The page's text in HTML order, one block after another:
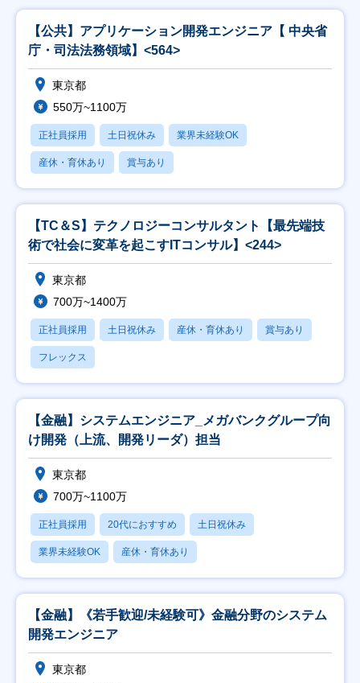
【公共】アプリケーション開発エンジニア【 中央省
庁・司法法務領域】<564>
東京都
550万~1100万
正社員採用 土日祝休み 業界未経験OK
産休・育休あり 賞与あり
【TC＆S】テクノロジーコンサルタント【最先端技
術で社会に変革を起こすITコンサル】<244>
東京都
700万~1400万
正社員採用 土日祝休み 産休・育休あり 賞与あり
フレックス
【金融】システムエンジニア_メガバンクグループ向
け開発（上流、開発リーダ）担当
東京都
700万~1100万
正社員採用 20代におすすめ 土日祝休み
業界未経験OK 産休・育休あり
【金融】《若手歓迎/未経験可》金融分野のシステム
開発エンジニア
東京都